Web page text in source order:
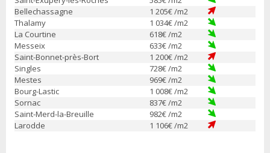
Bellechassagne
1 205€ /m2
Thalamy
1 034€ /m2
La Courtine
618€ /m2
Messeix
633€ /m2
Saint-Bonnet-près-Bort
1 200€ /m2
Singles
728€ /m2
Mestes
969€ /m2
Bourg-Lastic
1 008€ /m2
Sornac
837€ /m2
Saint-Merd-la-Breuille
982€ /m2
Larodde
1 106€ /m2